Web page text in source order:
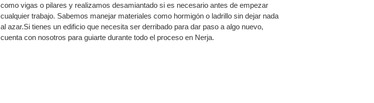
como vigas o pilares y realizamos desamiantado si es necesario antes de empezar
cualquier trabajo. Sabemos manejar materiales como hormigón o ladrillo sin dejar nada
al azar.Si tienes un edificio que necesita ser derribado para dar paso a algo nuevo,
cuenta con nosotros para guiarte durante todo el proceso en Nerja.